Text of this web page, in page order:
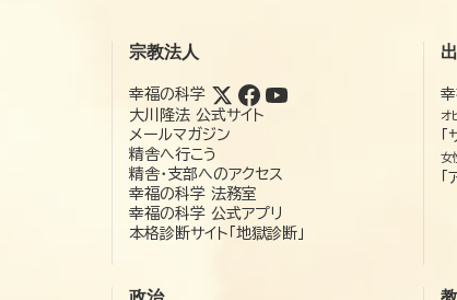
宗教法人
幸福の科学
大川隆法 公式サイト
メールマガジン
精舎へ行こう
精舎・支部へのアクセス
幸福の科学 法務室
幸福の科学 公式アプリ
本格診断サイト「地獄診断」
オ
女
「